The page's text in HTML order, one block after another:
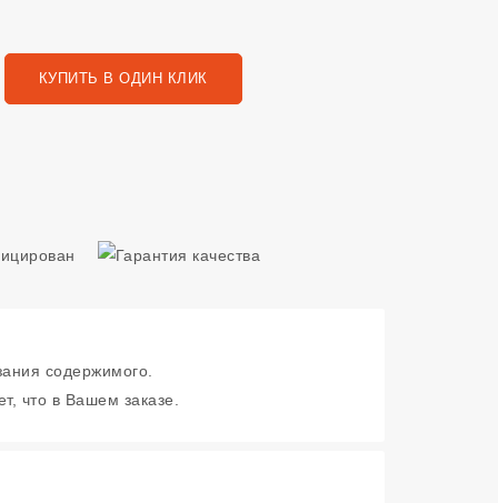
КУПИТЬ В ОДИН КЛИК
содержимого.
что в Вашем заказе.